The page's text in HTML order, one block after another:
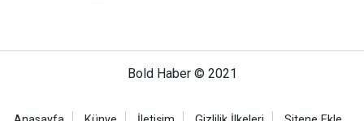
Bold Haber © 2021